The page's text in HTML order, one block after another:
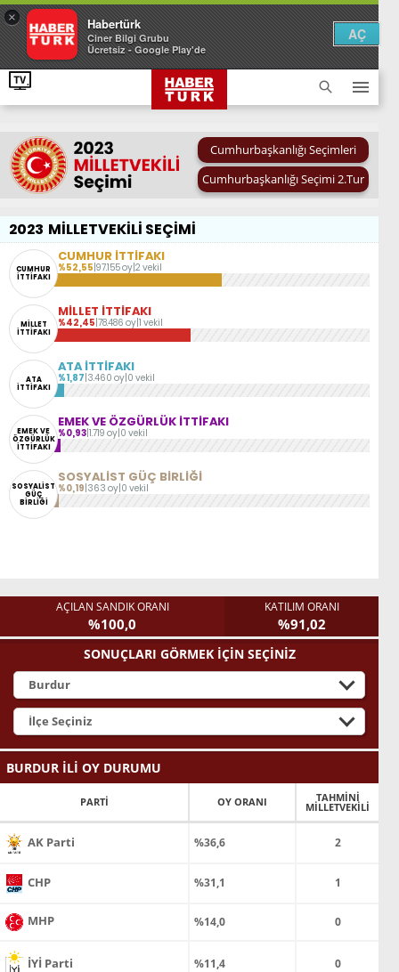
× Habertürk
Ciner Bilgi Grubu
Ücretsiz - Google Play'de
AÇ
Cumhurbaşkanlığı Seçimleri
Cumhurbaşkanlığı Seçimi 2.Tur
2023 MİLLETVEKİLİ SEÇİMİ
CUMHUR
İTTİFAKI
CUMHUR İTTİFAKI
%52,55 97.155 oy 2 vekil
MİLLET
İTTİFAKI
MİLLET İTTİFAKI
%42,45 78.486 oy 1 vekil
ATA
İTTİFAKI
ATA İTTİFAKI
%1,87 3.460 oy 0 vekil
EMEK VE
ÖZGÜRLÜK
İTTİFAKI
EMEK VE ÖZGÜRLÜK İTTİFAKI
%0,93 1.719 oy 0 vekil
SOSYALİST
GÜÇ
BİRLİĞİ
SOSYALİST GÜÇ BİRLİĞİ
%0,19 363 oy 0 vekil
AÇILAN SANDIK ORANI
%100,0
KATILIM ORANI
%91,02
SONUÇLARI GÖRMEK İÇİN SEÇİNİZ
BURDUR İLİ OY DURUMU
PARTİ OY ORANI TAHMİNİ
MİLLETVEKİLİ
AK Parti %36,6 2
CHP %31,1 1
MHP %14,0 0
İYİ Parti %11,4 0